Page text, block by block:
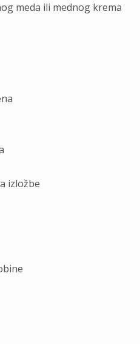
meda ili mednog krema
izložbe